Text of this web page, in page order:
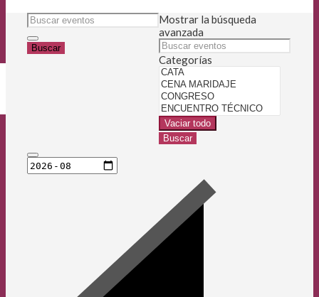
Buscar
eventos
Buscar
Mostrar la búsqueda
avanzada
Buscar
eventos
Categorías
Categorías
Vaciar todo
Buscar